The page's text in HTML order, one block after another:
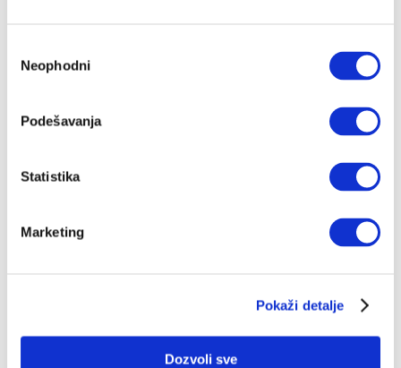
сагласности
Neophodni
Podešavanja
Statistika
Marketing
Pokaži detalje
Dozvoli sve
Kako Vučić imitira Tuđmana, od
stoljeća. Između njih ima frapantnih sličnosti. Sličan
im je sastav, sličan predizborni kontekst, sličan i
Što bi bilo s Lauševićem da je SFRJ opstala? Da nije
„Lost Country“ ili kako se obračunati sa